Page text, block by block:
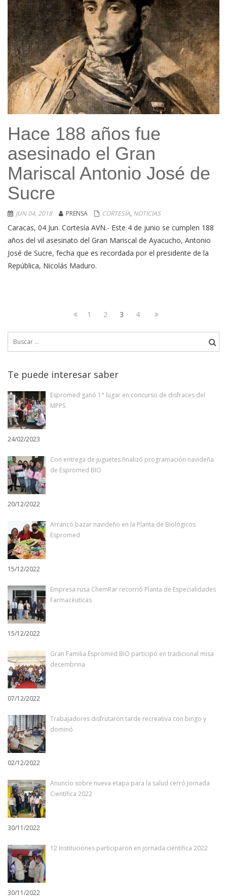
Hace 188 años fue
asesinado el Gran
Mariscal Antonio José de
Sucre
JUN 04, 2018 PRENSA CORTESÍA, NOTICIAS
Caracas, 04 Jun. Cortesía AVN.- Este 4 de junio se cumplen 188
años del vil asesinato del Gran Mariscal de Ayacucho, Antonio
José de Sucre, fecha que es recordada por el presidente de la
República, Nicolás Maduro.
Navegación
de
entradas
Page
1 Page
2 Page
3 Page
4
Next
Te puede interesar saber
Espromed ganó 1° lugar en concurso de disfraces del
MPPS
24/02/2023
Con entrega de juguetes finalizó programación navideña
de Espromed BIO
20/12/2022
Arrancó bazar navideño en la Planta de Biológicos
Espromed
15/12/2022
Empresa rusa ChemRar recorrió Planta de Especialidades
Farmacéuticas
15/12/2022
Gran Familia Espromed BIO participó en tradicional misa
decembrina
07/12/2022
Trabajadores disfrutaron tarde recreativa con bingo y
dominó
02/12/2022
Anuncio sobre nueva etapa para la salud cerró Jornada
Científica 2022
30/11/2022
12 Instituciones participaron en jornada científica 2022
30/11/2022